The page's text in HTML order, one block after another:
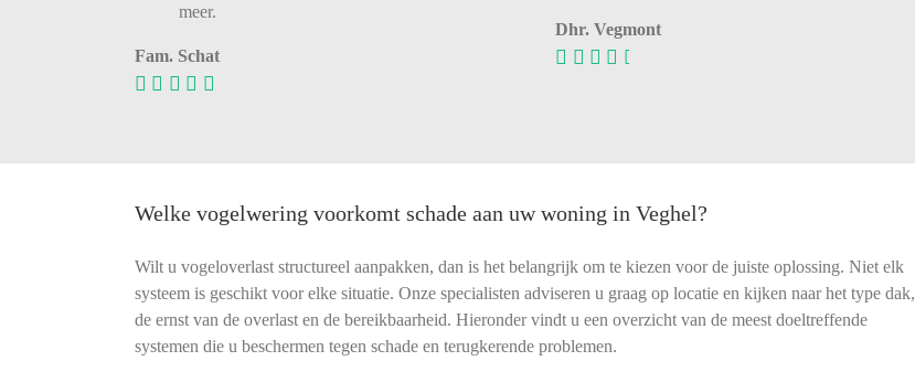
meer.
Fam. Schat
Dhr. Vegmont
Welke vogelwering voorkomt schade aan uw woning in Veghel?
Wilt u vogeloverlast structureel aanpakken, dan is het belangrijk om te kiezen voor de juiste oplossing. Niet elk
systeem is geschikt voor elke situatie. Onze specialisten adviseren u graag op locatie en kijken naar het type dak,
de ernst van de overlast en de bereikbaarheid. Hieronder vindt u een overzicht van de meest doeltreffende
systemen die u beschermen tegen schade en terugkerende problemen.